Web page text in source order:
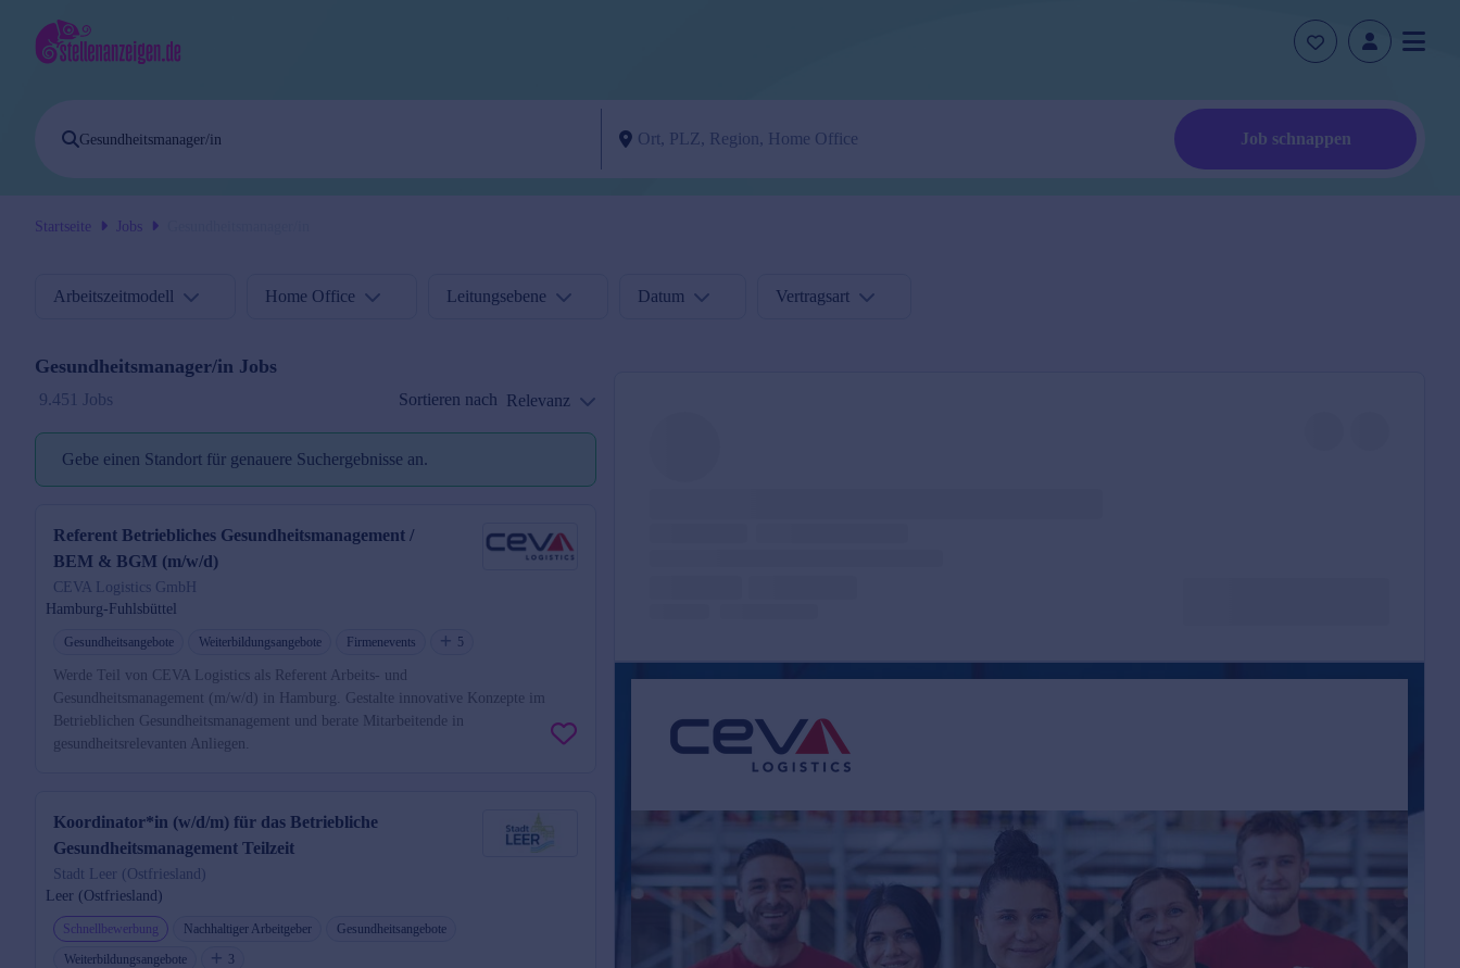
Job schnappen
Startseite Jobs
Arbeitszeitmodell Home Office Leitungsebene Datum Vertragsart
Gesundheitsmanager/in Jobs
9.451 Jobs Sortieren nach Relevanz
Gebe einen Standort für genauere Suchergebnisse an.
Referent Betriebliches Gesundheitsmanagement /
BEM & BGM (m/w/d)
CEVA Logistics GmbH
Hamburg-Fuhlsbüttel
Gesundheitsangebote Weiterbildungsangebote Firmenevents 5
Werde Teil von CEVA Logistics als Referent Arbeits- und
Gesundheitsmanagement (m/w/d) in Hamburg. Gestalte innovative Konzepte im
Betrieblichen Gesundheitsmanagement und berate Mitarbeitende in
gesundheitsrelevanten Anliegen.
Koordinator*in (w/d/m) für das Betriebliche
Gesundheitsmanagement Teilzeit
Stadt Leer (Ostfriesland)
Leer (Ostfriesland)
Schnellbewerbung Nachhaltiger Arbeitgeber
Gesundheitsangebote
Weiterbildungsangebote
3